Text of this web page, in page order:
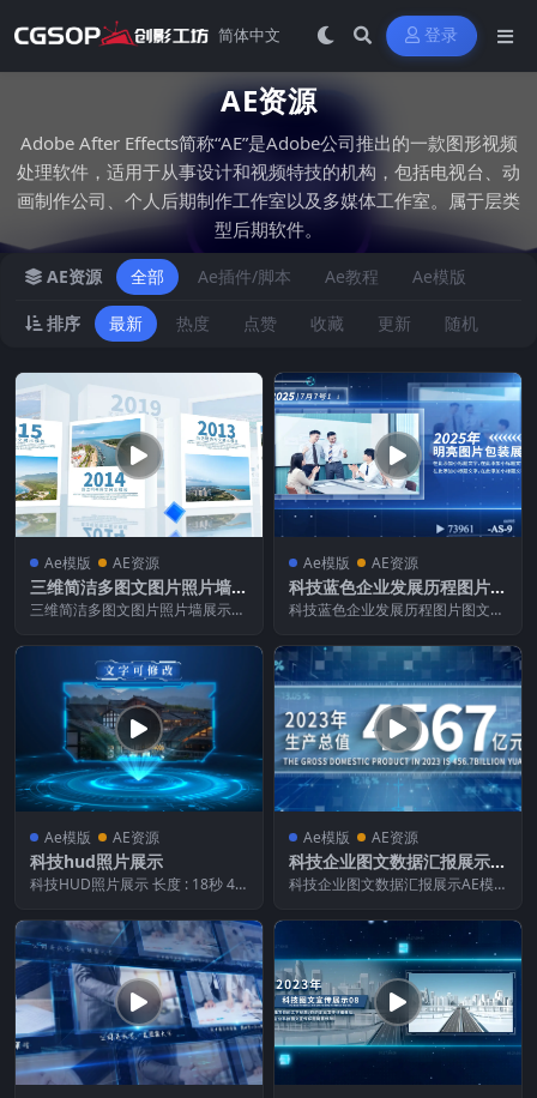
登录
AE资源
Adobe After Effects简称“AE”是Adobe公司推出的一款图形视频
处理软件，适用于从事设计和视频特技的机构，包括电视台、动
画制作公司、个人后期制作工作室以及多媒体工作室。属于层类
型后期软件。
AE资源 全部 Ae插件/脚本 Ae教程 Ae模版
排序 最新 热度 点赞 收藏 更新 随机
Ae模版 AE资源
三维简洁多图文图片照片墙展
示
三维简洁多图文图片照片墙展示
像...
Ae模版 AE资源
科技蓝色企业发展历程图片图
文包装展示
科技蓝色企业发展历程图片图文包
度 :...
Ae模版 AE资源
科技hud照片展示
科技HUD照片展示 长度 : 18秒 40
Ae模版 AE资源
科技企业图文数据汇报展示A
E模板
科技企业图文数据汇报展示AE模
8...